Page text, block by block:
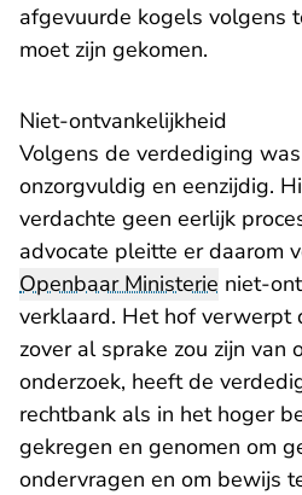
afgevuurde kogels volgens
moet zijn gekomen.
Niet-ontvankelijkheid
Volgens de verdediging
onzorgvuldig en eenzijdig.
verdachte geen eerlijk
advocate pleitte er daarom
Openbaar Ministerie niet-
verklaard. Het hof verwerpt
zover al sprake zou zijn van
onderzoek, heeft de
rechtbank als in het hoger
gekregen en genomen om
ondervragen en om bewijs